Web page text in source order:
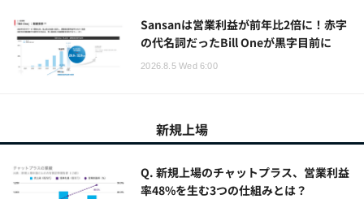
Sansanは営業利益が前年比2倍に！赤字
の代名詞だったBill Oneが黒字目前に
2026.8.5 Wed 6:00
新規上場
Q. 新規上場のチャットプラス、営業利益
率48%を生む3つの仕組みとは？